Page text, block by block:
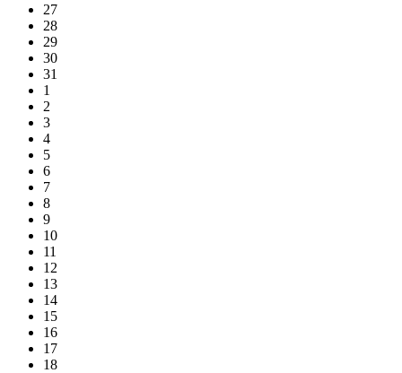
27
28
29
30
31
1
2
3
4
5
6
7
8
9
10
11
12
13
14
15
16
17
18